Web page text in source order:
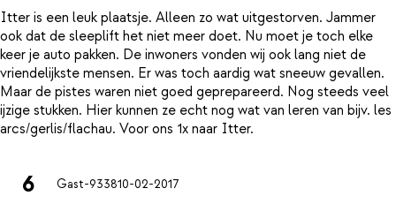
Itter is een leuk plaatsje. Alleen zo wat uitgestorven. Jammer
ook dat de sleeplift het niet meer doet. Nu moet je toch elke
keer je auto pakken. De inwoners vonden wij ook lang niet de
vriendelijkste mensen. Er was toch aardig wat sneeuw gevallen.
Maar de pistes waren niet goed geprepareerd. Nog steeds veel
ijzige stukken. Hier kunnen ze echt nog wat van leren van bijv. les
6 Gast-933810-02-2017